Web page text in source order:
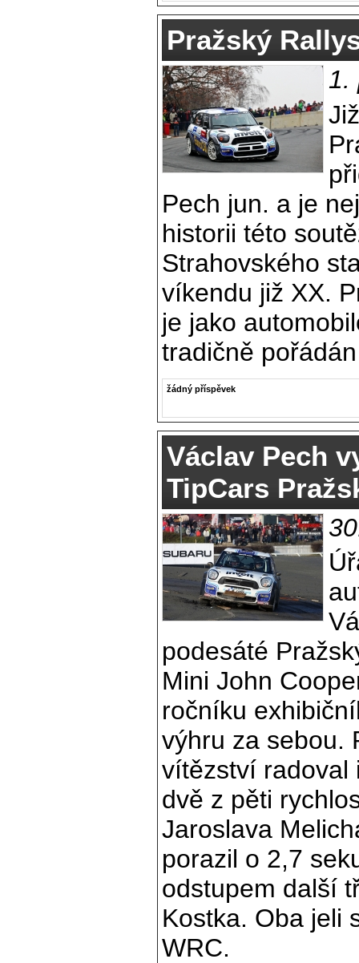
Pražský
1.
Pech jun. a je
historii této
Strahovského
víkendu již XX.
je jako
tradičně
žádný příspěvek
Václav Pech
TipCars
podesáté
Mini John
ročníku
výhru za sebou.
vítězství radoval
dvě z pěti
Jaroslava
porazil o 2,7
odstupem další
Kostka. Oba jeli
WRC.